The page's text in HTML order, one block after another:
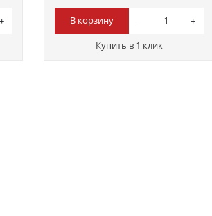
В корзину
Купить в 1 клик